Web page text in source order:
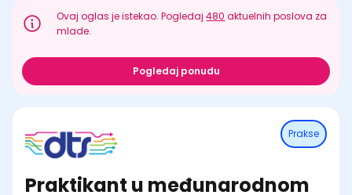
Ovaj oglas je istekao. Pogledaj480 aktuelnih poslova za
mlade.
Pogledaj ponudu
Prakse
Praktikant u međunarodnom